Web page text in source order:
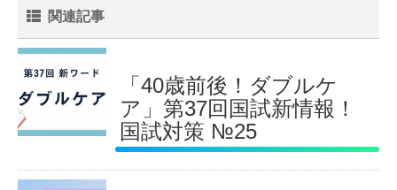
関連記事
「40歳前後！ダブルケ
ア」第37回国試新情報！
国試対策 №25